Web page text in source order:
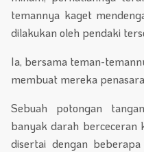
temannya kaget
dilakukan oleh pendaki
Ia, bersama teman-
membuat mereka
Sebuah potongan
banyak darah
disertai dengan